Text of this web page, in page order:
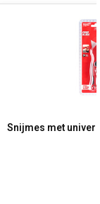
Snijmes met